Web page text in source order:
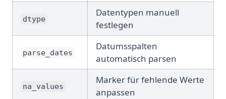
dtype
Datentypen manuell
festlegen
parse_dates
Datumsspalten
automatisch parsen
na_values
Marker für fehlende Werte
anpassen